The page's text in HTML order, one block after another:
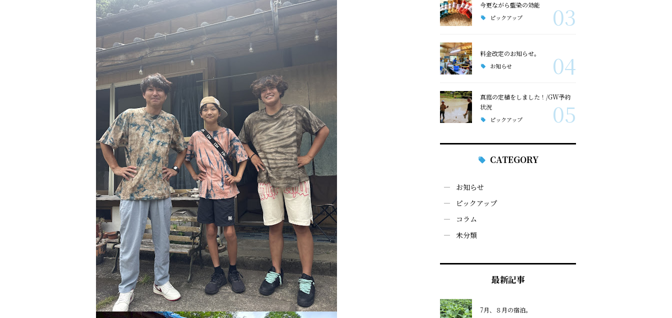
今更ながら藍染の効能
ピックアップ 03
料金改定のお知らせ。
お知らせ 04
真菰の定植をしました！/GW予約
状況
ピックアップ 05
CATEGORY
お知らせ
ピックアップ
コラム
未分類
最新記事
7月、８月の宿泊。